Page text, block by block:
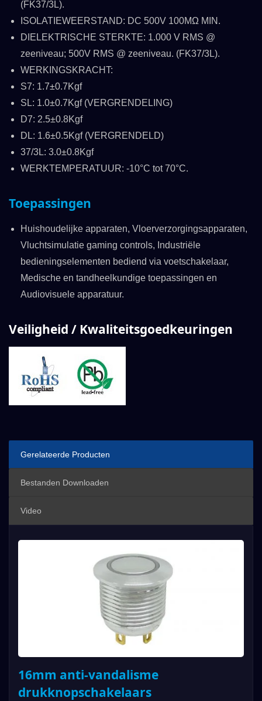
(FK37/3L).
ISOLATIEWEERSTAND: DC 500V 100MΩ MIN.
DIELEKTRISCHE STERKTE: 1.000 V RMS @
zeeniveau; 500V RMS @ zeeniveau. (FK37/3L).
WERKINGSKRACHT:
S7: 1.7±0.7Kgf
SL: 1.0±0.7Kgf (VERGRENDELING)
D7: 2.5±0.8Kgf
DL: 1.6±0.5Kgf (VERGRENDELD)
37/3L: 3.0±0.8Kgf
WERKTEMPERATUUR: -10°C tot 70°C.
Toepassingen
Huishoudelijke apparaten, Vloerverzorgingsapparaten,
Vluchtsimulatie gaming controls, Industriële
bedieningselementen bediend via voetschakelaar,
Medische en tandheelkundige toepassingen en
Audiovisuele apparatuur.
Veiligheid / Kwaliteitsgoedkeuringen
Gerelateerde Producten
Bestanden Downloaden
Video
16mm anti-vandalisme
drukknopschakelaars